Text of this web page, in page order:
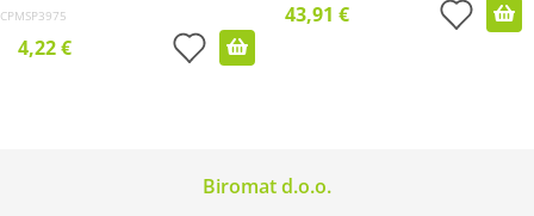
CPMSP3975
4,22 €
43,91 €
Biromat d.o.o.